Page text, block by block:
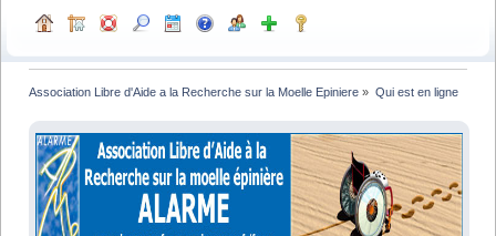
Association Libre d'Aide a la Recherche sur la Moelle Epiniere » Qui est en ligne